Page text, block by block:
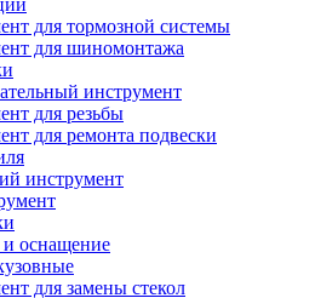
для тормозной системы
для шиномонтажа
инструмент
для резьбы
для ремонта подвески
инструмент
и оснащение
для замены стекол